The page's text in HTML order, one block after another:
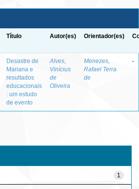
Título Autor(es) Orientador(es)
Desastre de
Mariana e
resultados
educacionais
: um estudo
de evento
Alves,
Vinícius
de
Oliveira
Menezes,
Rafael Terra
de
-
1